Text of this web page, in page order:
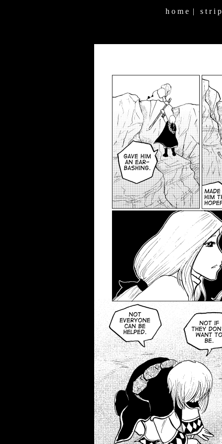
h o m e | s t r i p